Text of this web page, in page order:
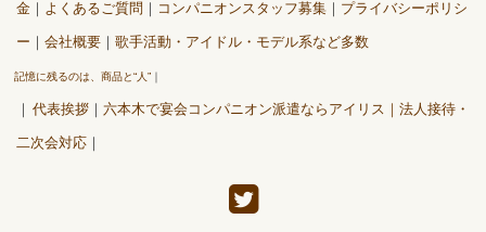
金 よくあるご質問 コンパニオンスタッフ募集 プライバシーポリシ
ー 会社概要 歌手活動・アイドル・モデル系など多数
記憶に残るのは、商品と“人”
代表挨拶 六本木で宴会コンパニオン派遣ならアイリス｜法人接待・
二次会対応